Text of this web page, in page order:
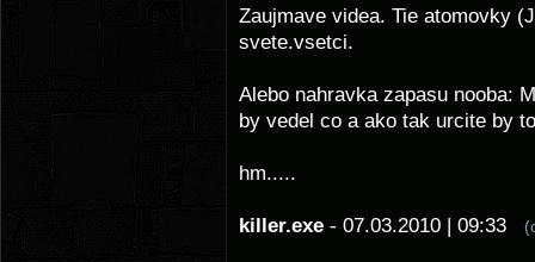
Zaujmave videa. Tie atomovky
svete.vsetci.
Alebo nahravka zapasu nooba:
by vedel co a ako tak urcite by
hm.....
killer.exe - 07.03.2010 | 09:33